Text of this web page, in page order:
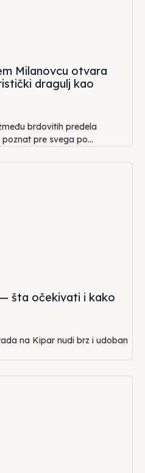
Milanovcu otvara
dragulj kao
brdovitih predela
pre svega po...
šta očekivati i kako
na Kipar nudi brz i udoban